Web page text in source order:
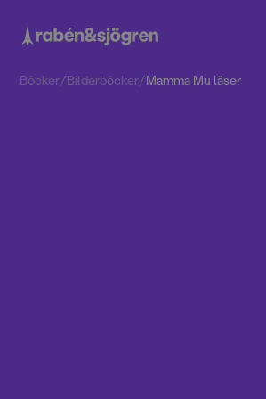
Böcker/Bilderböcker/Mamma Mu läser